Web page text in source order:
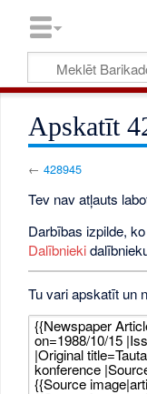
Apskatīt
←428945
Tev nav atļauts
Darbības izpilde,
Dalībnieki
Tu vari apskatīt un